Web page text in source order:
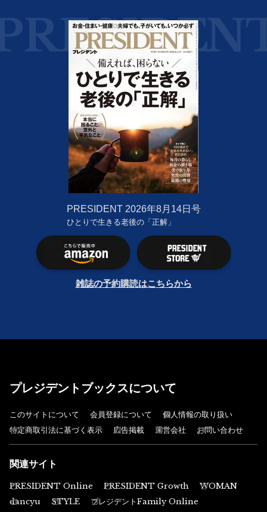
PRESIDENT 2026年8月14日号
ひとりで生きる老後の「正解」
雑誌の予約購読はこちらから
プレジデントブックスについて
このサイトについて 会員登録について
個人情報の取り扱い
特定商取引法に基づく表示
広告掲載 運営会社 お問い合わせ
関連サイト
PRESIDENT Online PRESIDENT Growth
WOMAN
dancyu
STYLE プレジデントFamily Online